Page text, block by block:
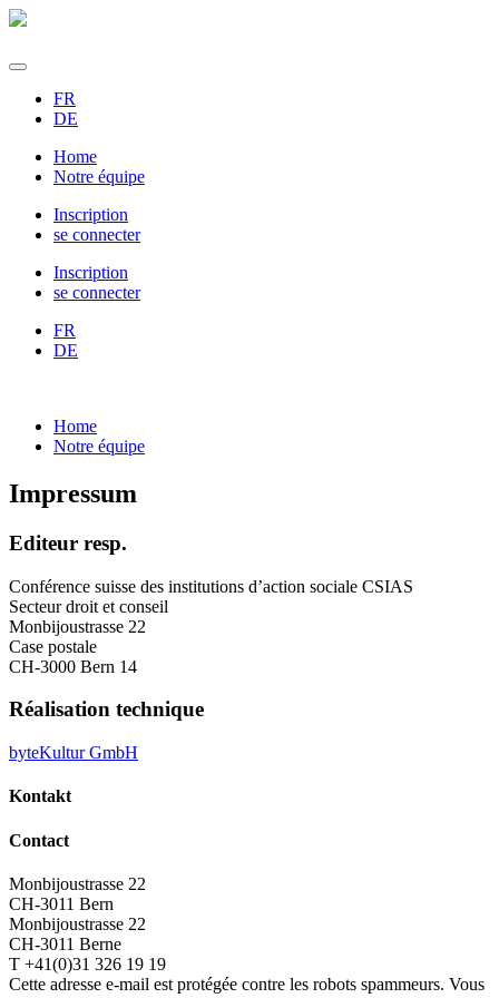
FR
DE
Home
Notre équipe
Inscription
se connecter
Inscription
se connecter
FR
DE
Home
Notre équipe
Impressum
Editeur resp.
Conférence suisse des institutions d’action sociale CSIAS
Secteur droit et conseil
Monbijoustrasse 22
Case postale
CH-3000 Bern 14
Réalisation technique
byteKultur GmbH
Kontakt
Contact
Monbijoustrasse 22
CH-3011 Bern
Monbijoustrasse 22
CH-3011 Berne
T +41(0)31 326 19 19
Cette adresse e-mail est protégée contre les robots spammeurs. Vous